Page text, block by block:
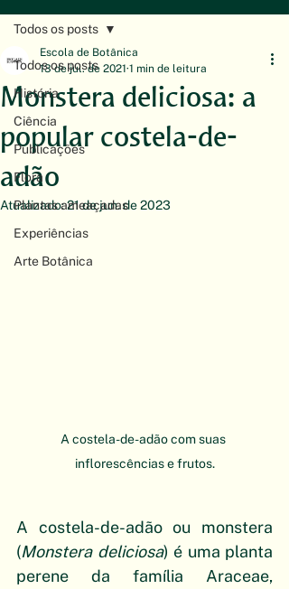
Todos os posts
História
Ciência
Publicações
Flora
Plantas ameaçadas
Experiências
Arte Botânica
Todos os posts
Monstera deliciosa: a
popular costela-de-
adão
Escola de Botânica
13 de jul. de 2021 1 min de leitura
Atualizado:21 de jun. de 2023
A costela-de-adão com suas
inflorescências e frutos.
A costela-de-adão ou monstera
(Monstera deliciosa) é uma planta
perene da família Araceae,